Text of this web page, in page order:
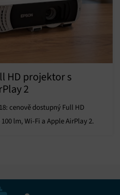
HD projektor s
2
cenově dostupný Full HD
lm, Wi-Fi a Apple AirPlay 2.